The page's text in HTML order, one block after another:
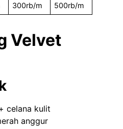
300rb/m
500rb/m
Velvet
celana kulit
anggur